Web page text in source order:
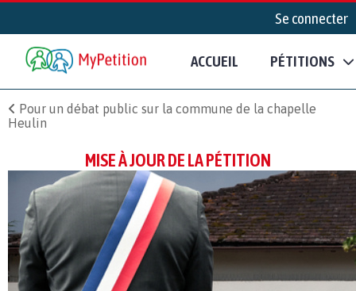
Se connecter
ACCUEIL PÉTITIONS
Pour un débat public sur la commune de la chapelle
Heulin
MISE À JOUR DE LA PÉTITION